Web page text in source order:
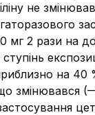
не
мг 2 рази на
на 40
змінювався